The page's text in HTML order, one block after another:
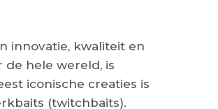
innovatie, kwaliteit en
de hele wereld, is
iconische creaties is
(twitchbaits).